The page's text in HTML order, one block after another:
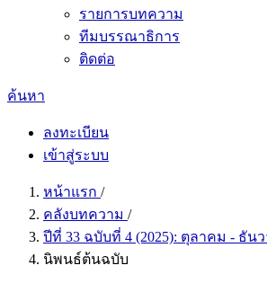
รายการบทความ
ทีมบรรณาธิการ
ติดต่อ
ค้นหา
ลงทะเบียน
เข้าสู่ระบบ
หน้าแรก /
คลังบทความ /
ปีที่ 33 ฉบับที่ 4 (2025): ตุลาคม - ธัน
นิพนธ์ต้นฉบับ